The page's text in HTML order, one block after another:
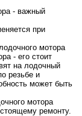
- важный
при
мотора
- его стоит
на лодочный
резьбе и
может быть
мотора
ремонту.